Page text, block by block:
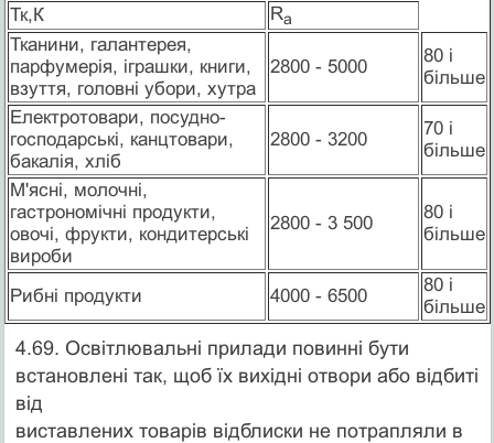
Тк,К
Rа
Тканини, галантерея,
парфумерія, іграшки, книги,
взуття, головні убори, хутра
2800 - 5000
80 і
більше
Електротовари, посудно-
господарські, канцтовари,
бакалія, хліб
2800 - 3200
70 і
більше
М'ясні, молочні,
гастрономічні продукти,
овочі, фрукти, кондитерські
вироби
2800 - 3 500
80 і
більше
Рибні продукти 4000 - 6500
80 і
більше
4.69. Освітлювальні прилади повинні бути
встановлені так, щоб їх вихідні отвори або відбиті
від
виставлених товарів відблиски не потрапляли в